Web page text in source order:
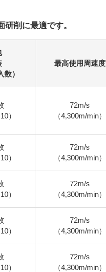
削に最適です。
数）
最高使用周速度
）
72m/s
（4,300m/min）
）
72m/s
（4,300m/min）
）
72m/s
（4,300m/min）
）
72m/s
（4,300m/min）
）
72m/s
（4,300m/min）